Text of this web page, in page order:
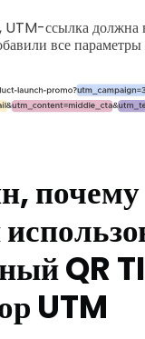
UTM-ссылка должна
все параметры
QR
UTM